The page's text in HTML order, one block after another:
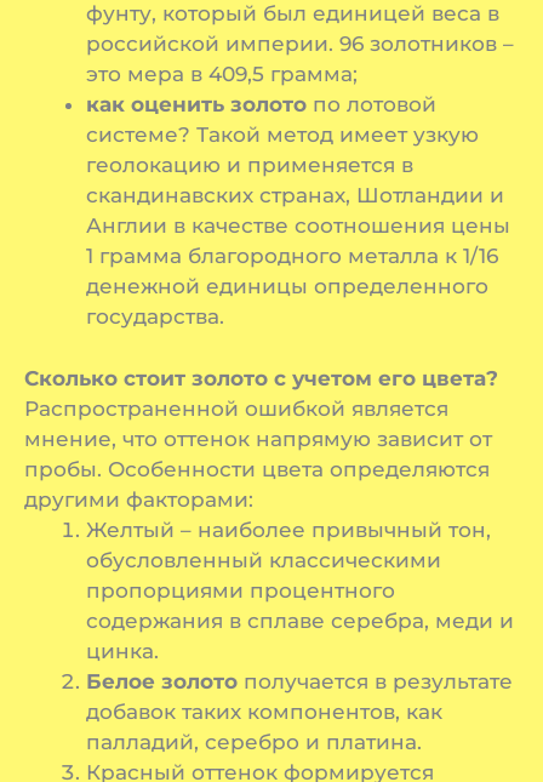
фунту, который был единицей веса в
российской империи. 96 золотников –
это мера в 409,5 грамма;
как оценить золото по лотовой
системе? Такой метод имеет узкую
геолокацию и применяется в
скандинавских странах, Шотландии и
Англии в качестве соотношения цены
1 грамма благородного металла к 1/16
денежной единицы определенного
государства.
Сколько стоит золото с учетом его цвета?
Распространенной ошибкой является
мнение, что оттенок напрямую зависит от
пробы. Особенности цвета определяются
другими факторами:
Желтый – наиболее привычный тон,
обусловленный классическими
пропорциями процентного
содержания в сплаве серебра, меди и
цинка.
Белое золото получается в результате
добавок таких компонентов, как
палладий, серебро и платина.
Красный оттенок формируется